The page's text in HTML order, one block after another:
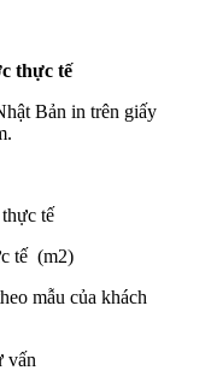
thực tế
Bản in trên giấy
tế
tế (m2)
mẫu của khách
vấn